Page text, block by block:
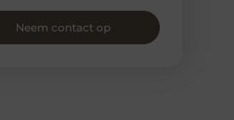
Neem contact op